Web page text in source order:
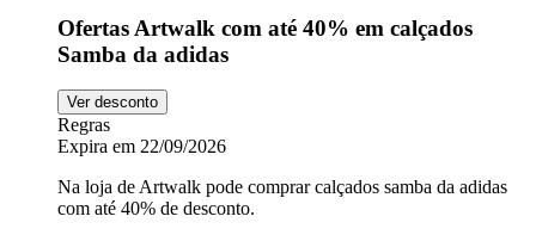
Ofertas Artwalk com até 40% em calçados
Samba da adidas
Ver desconto
Regras
Expira em 22/09/2026
Na loja de Artwalk pode comprar calçados samba da adidas
com até 40% de desconto.